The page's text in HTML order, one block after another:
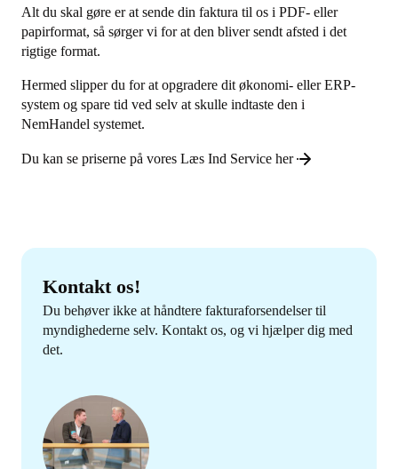
Alt du skal gøre er at sende din faktura til os i PDF- eller
papirformat, så sørger vi for at den bliver sendt afsted i det
rigtige format.
Hermed slipper du for at opgradere dit økonomi- eller ERP-
system og spare tid ved selv at skulle indtaste den i
NemHandel systemet.
Du kan se priserne på vores Læs Ind Service her
Kontakt os!
Du behøver ikke at håndtere fakturaforsendelser til
myndighederne selv. Kontakt os, og vi hjælper dig med
det.